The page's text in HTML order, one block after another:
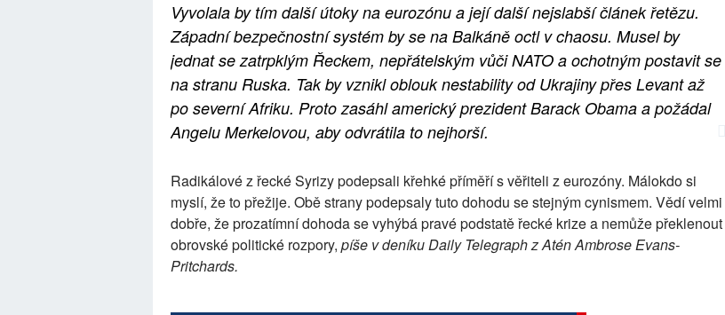
Vyvolala by tím další útoky na eurozónu a její další nejslabší článek řetězu.
Západní bezpečnostní systém by se na Balkáně octl v chaosu. Musel by
jednat se zatrpklým Řeckem, nepřátelským vůči NATO a ochotným postavit se
na stranu Ruska. Tak by vznikl oblouk nestability od Ukrajiny přes Levant až
po severní Afriku. Proto zasáhl americký prezident Barack Obama a požádal
Angelu Merkelovou, aby odvrátila to nejhorší.
Radikálové z řecké Syrizy podepsali křehké příměří s věřiteli z eurozóny. Málokdo si
myslí, že to přežije. Obě strany podepsaly tuto dohodu se stejným cynismem. Vědí velmi
dobře, že prozatímní dohoda se vyhýbá pravé podstatě řecké krize a nemůže překlenout
obrovské politické rozpory, píše v deníku Daily Telegraph z Atén Ambrose Evans-
Pritchards.